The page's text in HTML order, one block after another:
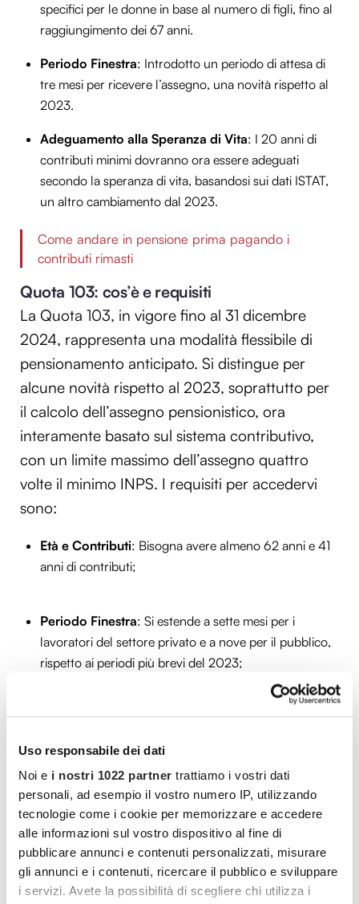
Uso responsabile dei dati
Noi e i nostri 1022 partner trattiamo i vostri dati
personali, ad esempio il vostro numero IP, utilizzando
tecnologie come i cookie per memorizzare e accedere
alle informazioni sul vostro dispositivo al fine di
pubblicare annunci e contenuti personalizzati, misurare
gli annunci e i contenuti, ricercare il pubblico e sviluppare
i servizi. Avete la possibilità di scegliere chi utilizza i
specifici per le donne in base al numero di figli, fino al
raggiungimento dei 67 anni.
Periodo Finestra: Introdotto un periodo di attesa di
tre mesi per ricevere l’assegno, una novità rispetto al
2023.
Adeguamento alla Speranza di Vita: I 20 anni di
contributi minimi dovranno ora essere adeguati
secondo la speranza di vita, basandosi sui dati ISTAT,
un altro cambiamento dal 2023.
Come andare in pensione prima pagando i
contributi rimasti
Quota 103: cos’è e requisiti
La Quota 103, in vigore fino al 31 dicembre
2024, rappresenta una modalità flessibile di
pensionamento anticipato. Si distingue per
alcune novità rispetto al 2023, soprattutto per
il calcolo dell’assegno pensionistico, ora
interamente basato sul sistema contributivo,
con un limite massimo dell’assegno quattro
volte il minimo INPS. I requisiti per accedervi
sono:
Età e Contributi: Bisogna avere almeno 62 anni e 41
anni di contributi;
Periodo Finestra: Si estende a sette mesi per i
lavoratori del settore privato e a nove per il pubblico,
rispetto ai periodi più brevi del 2023;
Incentivo al Posticipo: È possibile far accreditare
versata all’INPS, per chi sceglie di posticipare il
pensionamento. Questa opzione lascia inalterato il
diritto di optare per la pensione anticipata in qualsiasi
momento.
Queste modifiche mirano a offrire una
maggiore flessibilità nel passaggio alla